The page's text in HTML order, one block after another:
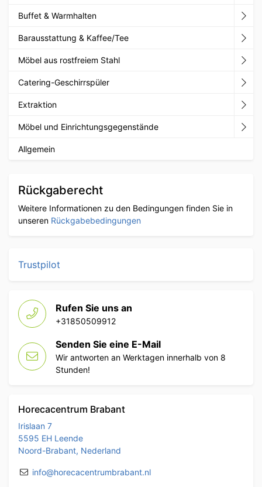
Buffet & Warmhalten
Barausstattung & Kaffee/Tee
Möbel aus rostfreiem Stahl
Catering-Geschirrspüler
Extraktion
Möbel und Einrichtungsgegenstände
Allgemein
Rückgaberecht
Weitere Informationen zu den Bedingungen finden Sie in
unseren Rückgabebedingungen
Trustpilot
Rufen Sie uns an
+31850509912
Senden Sie eine E-Mail
Wir antworten an Werktagen innerhalb von 8
Stunden!
Horecacentrum Brabant
Irislaan 7
5595 EH Leende
Noord-Brabant, Nederland
info@horecacentrumbrabant.nl